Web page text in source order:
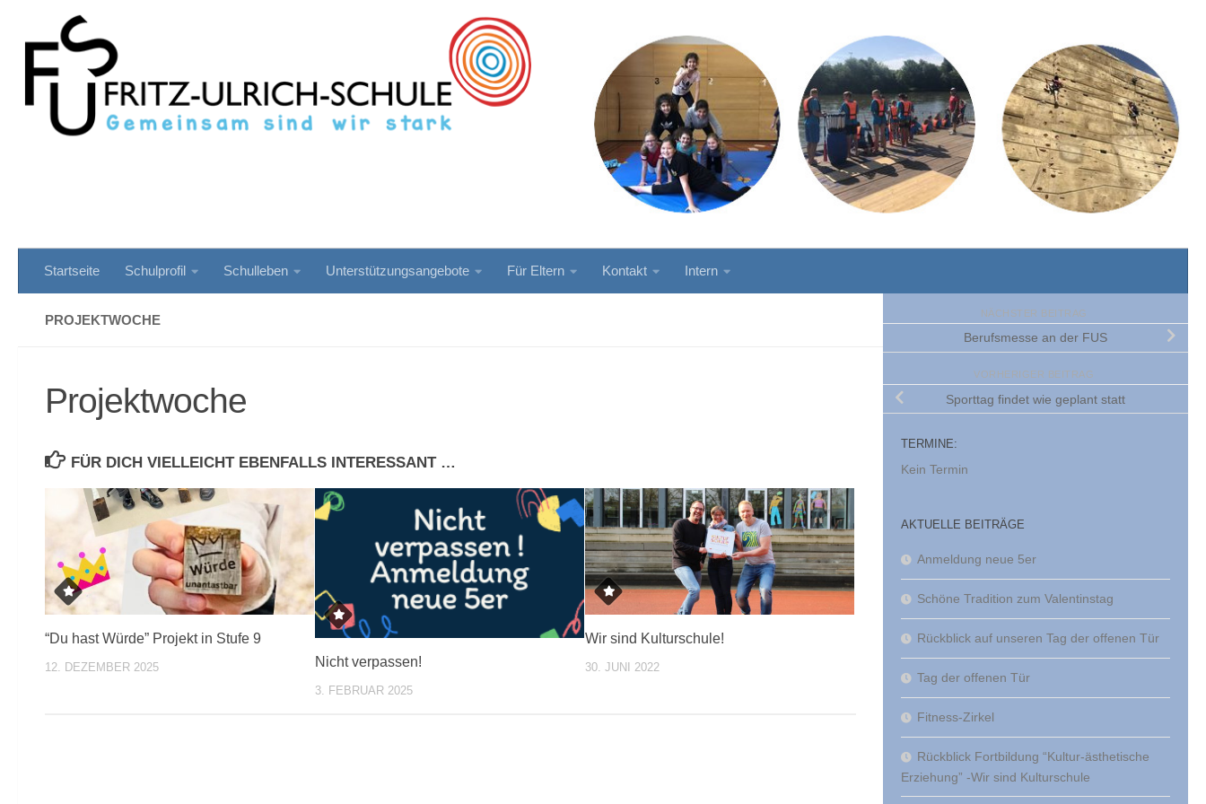
Zum Inhalt springen
Startseite Schulprofil Schulleben Unterstützungsangebote Für Eltern Kontakt Intern
PROJEKTWOCHE
Projektwoche
FÜR DICH VIELLEICHT EBENFALLS INTERESSANT …
“Du hast Würde” Projekt in Stufe 9
12. DEZEMBER 2025 Nicht verpassen!
3. FEBRUAR 2025
Wir sind Kulturschule!
30. JUNI 2022
NÄCHSTER BEITRAG
Berufsmesse an der FUS
VORHERIGER BEITRAG
Sporttag findet wie geplant statt
TERMINE:
Kein Termin
AKTUELLE BEITRÄGE
Anmeldung neue 5er
Schöne Tradition zum Valentinstag
Rückblick auf unseren Tag der offenen Tür
Tag der offenen Tür
Fitness-Zirkel
Rückblick Fortbildung “Kultur-ästhetische
Erziehung” -Wir sind Kulturschule